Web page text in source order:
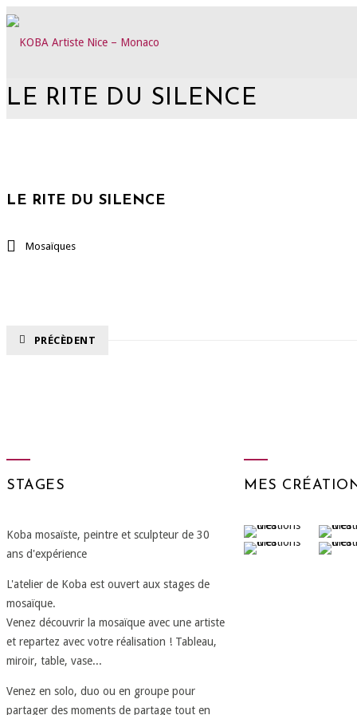
LE RITE DU SILENCE
LE RITE DU SILENCE
Mosaïques
PRÉCÈDENT
STAGES
Koba mosaïste, peintre et sculpteur de 30
ans d'expérience
L'atelier de Koba est ouvert aux stages de
mosaïque.
Venez découvrir la mosaïque avec une artiste
et repartez avec votre réalisation ! Tableau,
miroir, table, vase...
Venez en solo, duo ou en groupe pour
partager des moments de partage tout en
MES